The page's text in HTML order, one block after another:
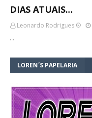
DIAS ATUAIS...
Leonardo Rodrigues ®
…
LOREN´S PAPELARIA